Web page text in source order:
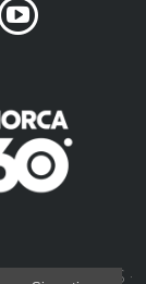
DE COOKIES